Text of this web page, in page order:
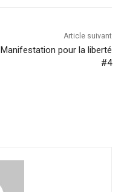
Article suivant
Manifestation pour la liberté
#4